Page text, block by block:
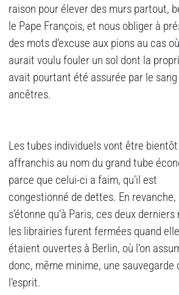
raison pour élever des murs partout,
le Pape François, et nous obliger à
des mots d’excuse aux pions au cas où
aurait voulu fouler un sol dont la
avait pourtant été assurée par le
ancêtres.
Les tubes individuels vont être bientôt
affranchis au nom du grand tube
parce que celui-ci a faim, qu’il est
congestionné de dettes. En revanche,
s’étonne qu’à Paris, ces deux derniers
les librairies furent fermées quand
étaient ouvertes à Berlin, où l’on
donc, même minime, une sauvegarde
l’esprit.